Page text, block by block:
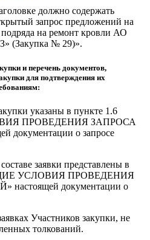
должно содержать
запрос предложений на
на ремонт кровли АО
(Закупка № 29)».
и перечень документов,
для подтверждения их
указаны в пункте 1.6
ПРОВЕДЕНИЯ ЗАПРОСА
о запросе
заявки представлены в
УСЛОВИЯ ПРОВЕДЕНИЯ
документации о
Участников закупки, не
толкований.